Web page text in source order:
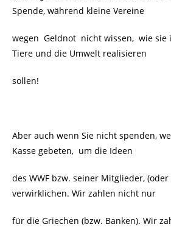
Spende, während kleine Vereine
wegen Geldnot nicht wissen, wie sie
Tiere und die Umwelt realisieren
sollen!
Aber auch wenn Sie nicht spenden,
Kasse gebeten, um die Ideen
des WWF bzw. seiner Mitglieder, (oder
verwirklichen. Wir zahlen nicht nur
für die Griechen (bzw. Banken). Wir